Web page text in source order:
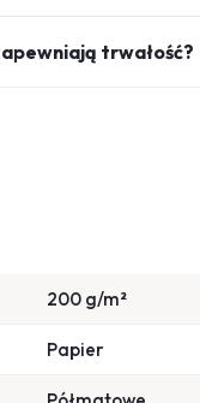
trwałość?
200 g/m²
Papier